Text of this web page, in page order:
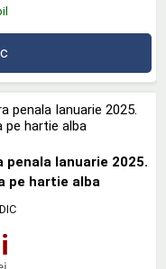
penala Ianuarie 2025.
pe hartie alba